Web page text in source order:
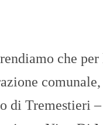
E
S
o
che
di Tremestieri